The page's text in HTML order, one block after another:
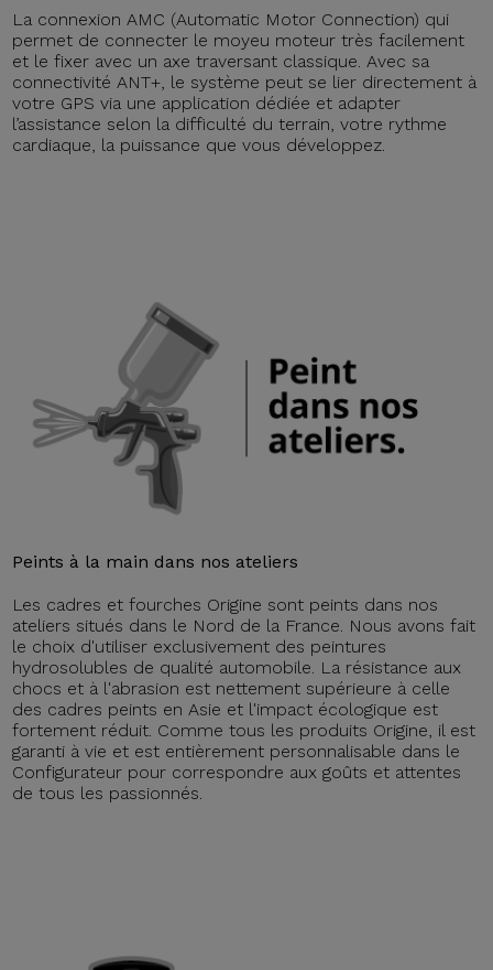
La connexion AMC (Automatic Motor Connection) qui
permet de connecter le moyeu moteur très facilement
et le fixer avec un axe traversant classique. Avec sa
connectivité ANT+, le système peut se lier directement à
votre GPS via une application dédiée et adapter
l’assistance selon la difficulté du terrain, votre rythme
cardiaque, la puissance que vous développez.
Peints à la main dans nos ateliers
Les cadres et fourches Origine sont peints dans nos
ateliers situés dans le Nord de la France. Nous avons fait
le choix d'utiliser exclusivement des peintures
hydrosolubles de qualité automobile. La résistance aux
chocs et à l'abrasion est nettement supérieure à celle
des cadres peints en Asie et l'impact écologique est
fortement réduit. Comme tous les produits Origine, il est
garanti à vie et est entièrement personnalisable dans le
Configurateur pour correspondre aux goûts et attentes
de tous les passionnés.